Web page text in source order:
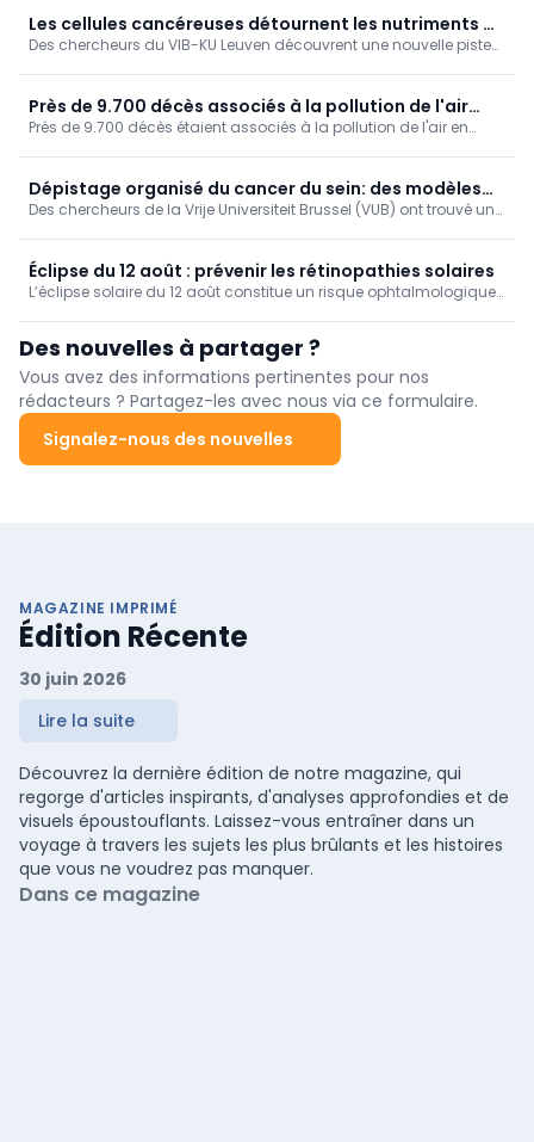
Les cellules cancéreuses détournent les nutriments du
foie pour tromper le système immunitaire
Des chercheurs du VIB-KU Leuven découvrent une nouvelle piste
Près de 9.700 décès associés à la pollution de l'air
(Sciensano)
Près de 9.700 décès étaient associés à la pollution de l'air en
décès (9,3 %).
Dépistage organisé du cancer du sein: des modèles
de simulation encore plus fiables (VUB)
Des chercheurs de la Vrije Universiteit Brussel (VUB) ont trouvé un
Éclipse du 12 août : prévenir les rétinopathies solaires
L’éclipse solaire du 12 août constitue un risque ophtalmologique
"rétinopathie d’éclipse".
Des nouvelles à partager ?
Vous avez des informations pertinentes pour nos
rédacteurs ? Partagez-les avec nous via ce formulaire.
Signalez-nous des nouvelles
MAGAZINE IMPRIMÉ
Édition Récente
30 juin 2026
Lire la suite
Découvrez la dernière édition de notre magazine, qui
regorge d'articles inspirants, d'analyses approfondies et de
visuels époustouflants. Laissez-vous entraîner dans un
voyage à travers les sujets les plus brûlants et les histoires
que vous ne voudrez pas manquer.
Dans ce magazine